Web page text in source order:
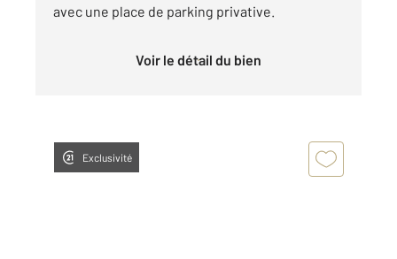
avec une place de parking privative.
Voir le détail du bien
Exclusivité